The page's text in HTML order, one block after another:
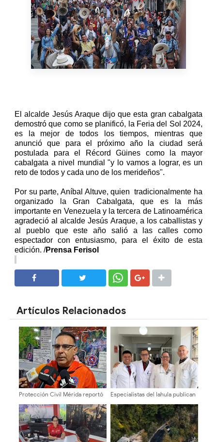
El alcalde Jesús Araque dijo que esta gran cabalgata
demostró que como se planificó, la Feria del Sol 2024,
es la mejor de todos los tiempos, mientras que
anunció que para el próximo año la ciudad será
postulada para el Récord Güines como la mayor
cabalgata a nivel mundial "y lo vamos a lograr, es un
reto de todos y cada uno de los merideños".
Por su parte, Aníbal Altuve, quien tradicionalmente ha
organizado la Gran Cabalgata, que es la más
importante en Venezuela y la tercera de Latinoamérica
agradeció al alcalde Jesús Araque, a los caballistas y
al pueblo que este año salió a las calles como
espectador con entusiasmo, para el éxito de esta
edición. /Prensa Ferisol
Artículos Relacionados
Protección Civil Mérida reportó
municipios
Especialistas del Iahula publican
caso clínico sobre tumor
cerebral en bebé de cuatro
meses